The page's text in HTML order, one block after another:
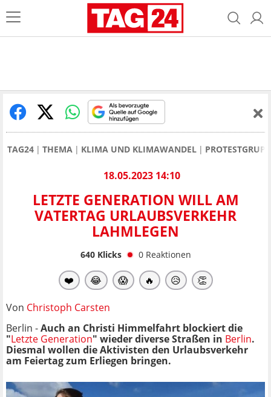
TAG24 THEMA KLIMA UND KLIMAWANDEL
18.05.2023 14:10
LETZTE GENERATION WILL AM
VATERTAG URLAUBSVERKEHR
LAHMLEGEN
640Klicks 0 Reaktionen
❤️ 😂 😱 🔥 😥 👏
Von Christoph Carsten
Berlin -Auch an Christi Himmelfahrt blockiert die
"Letzte Generation" wieder diverse Straßen in Berlin.
Diesmal wollen die Aktivisten den Urlaubsverkehr
am Feiertag zum Erliegen bringen.